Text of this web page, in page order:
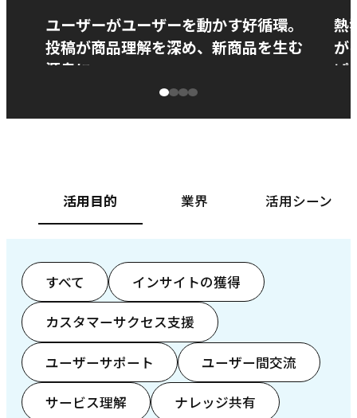
ユーザーがユーザーを動かす好循環。
投稿が商品理解を深め、新商品を生む
源泉に
熱
が
ぱ
活用目的 業界 活用シーン
すべて インサイトの獲得
カスタマーサクセス支援
ユーザーサポート ユーザー間交流
サービス理解 ナレッジ共有